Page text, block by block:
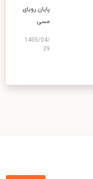
پایان رویای
مسی
1405/04/
29